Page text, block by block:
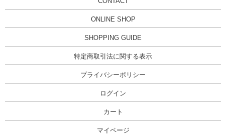
ONLINE SHOP
SHOPPING GUIDE
特定商取引法に関する表示
プライバシーポリシー
ログイン
カート
マイページ